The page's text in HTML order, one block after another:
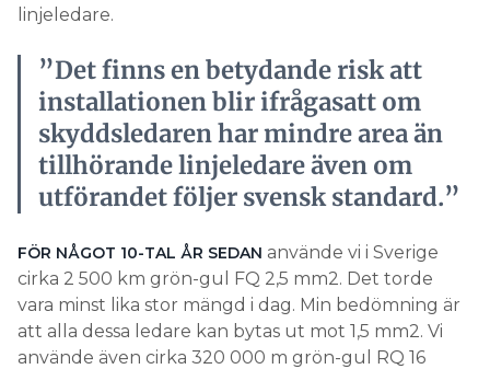
linjeledare.
”Det finns en betydande risk att
installationen blir ifrågasatt om
skyddsledaren har mindre area än
tillhörande linjeledare även om
utförandet följer svensk standard.”
FÖR NÅGOT 10-TAL ÅR SEDAN använde vi i Sverige
cirka 2 500 km grön-gul FQ 2,5 mm2. Det torde
vara minst lika stor mängd i dag. Min bedömning är
att alla dessa ledare kan bytas ut mot 1,5 mm2. Vi
använde även cirka 320 000 m grön-gul RQ 16